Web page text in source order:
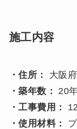
施工内容
・住所：
大阪
・築年数：
20
・工事費用：
・使用材料：